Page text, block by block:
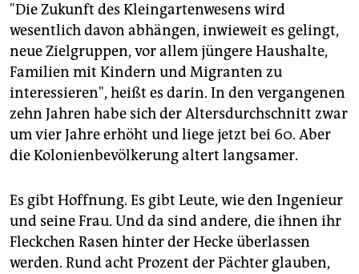
"Die Zukunft des Kleingartenwesens wird
wesentlich davon abhängen, inwieweit es gelingt,
neue Zielgruppen, vor allem jüngere Haushalte,
Familien mit Kindern und Migranten zu
interessieren", heißt es darin. In den vergangenen
zehn Jahren habe sich der Altersdurchschnitt zwar
um vier Jahre erhöht und liege jetzt bei 60. Aber
die Kolonienbevölkerung altert langsamer.
Es gibt Hoffnung. Es gibt Leute, wie den Ingenieur
und seine Frau. Und da sind andere, die ihnen ihr
Fleckchen Rasen hinter der Hecke überlassen
werden. Rund acht Prozent der Pächter glauben,